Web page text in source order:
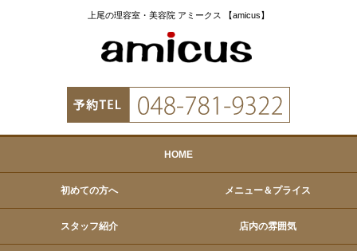
上尾の理容室・美容院 アミークス 【amicus】
HOME
初めての方へ メニュー＆プライス
スタッフ紹介 店内の雰囲気